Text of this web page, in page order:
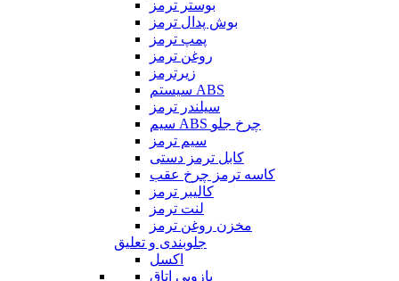
بوستر ترمز
بوش پدال ترمز
پمپ ترمز
روغن ترمز
زیرترمز
سیستم ABS
سیلندر ترمز
سیم ABS چرخ جلو
سیم ترمز
کابل ترمز دستی
کاسه ترمز چرخ عقب
کالیبر ترمز
لنت ترمز
مخزن روغن ترمز
جلوبندی و تعلیق
اکسل
بازویی اتاق